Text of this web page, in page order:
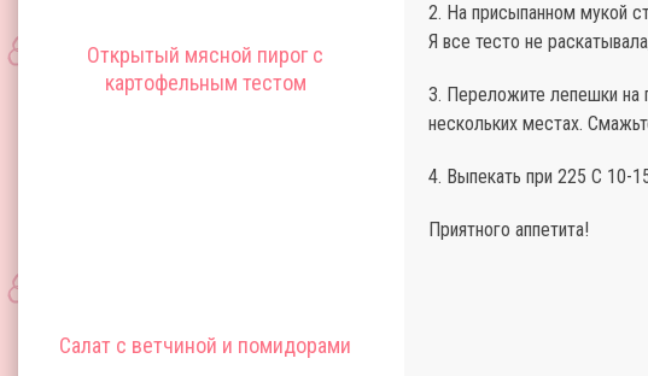
Открытый мясной пирог с
картофельным тестом
Салат с ветчиной и помидорами
2. На присыпанном мукой
Я все тесто не
3. Переложите лепешки на
нескольких местах.
4. Выпекать при 225 С 10-
Приятного аппетита!